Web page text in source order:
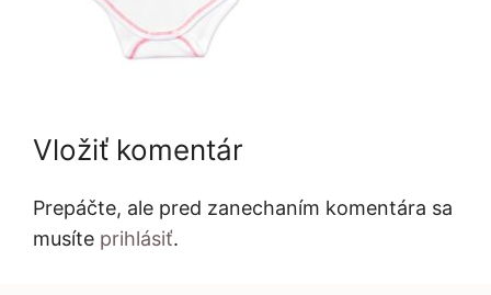
Vložiť komentár
Prepáčte, ale pred zanechaním komentára sa
musíte prihlásiť.